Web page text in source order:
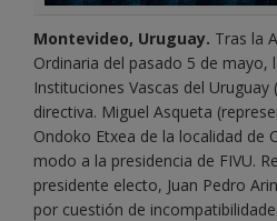
Montevideo, Uruguay. Tras la
Ordinaria del pasado 5 de mayo,
Instituciones Vascas del
directiva. Miguel Asqueta
Ondoko Etxea de la localidad de
modo a la presidencia de FIVU.
presidente electo, Juan Pedro
por cuestión de